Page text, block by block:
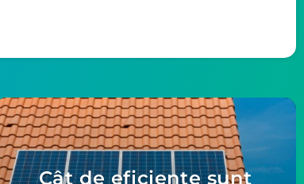
Cât de eficiente sunt